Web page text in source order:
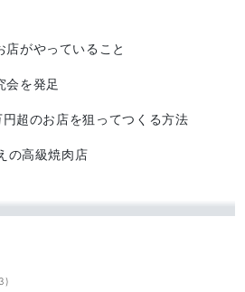
がやっていること
会を発足
超のお店を狙ってつくる方法
の高級焼肉店